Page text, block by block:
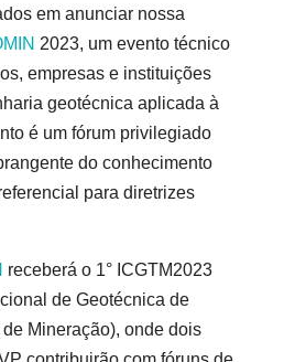
em anunciar nossa
2023, um evento técnico
empresas e instituições
geotécnica aplicada à
é um fórum privilegiado
do conhecimento
para diretrizes
receberá o 1° ICGTM2023
de Geotécnica de
Mineração), onde dois